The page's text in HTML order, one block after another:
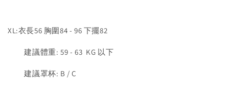
XL:衣長56 胸圍84 - 96 下擺82
建議體重: 59 - 63 KG 以下
建議罩杯: B / C